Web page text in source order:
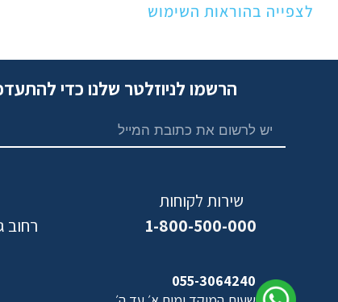
לצפייה בהוראות השימוש
הרשמו לניוזלטר שלנו כדי
שירות לקוחות
1-800-500-000
055-3064240
רחוב